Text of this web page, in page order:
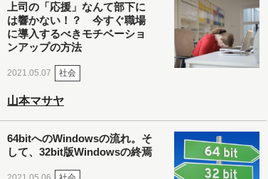
上司の「応援」なんて部下に
は響かない！？ 今すぐ職場
に導入するべきモチベーショ
ンアップの方法
2021.05.07 社会
山本マサヤ
64bitへのWindowsの流れ。そ
して、32bit版Windowsの終焉